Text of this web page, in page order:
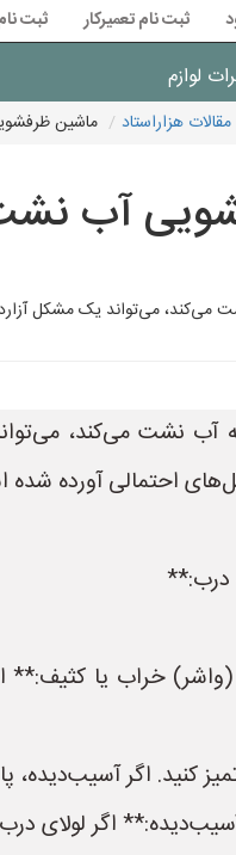
ثبت نام تعمیرکار ثبت
لوازم
مقالات هزاراستاد ماشین
آب
می‌تواند یک مشکل
نشت می‌کند، می‌تواند
احتمالی آورده
خراب یا کثیف:**
کنید. اگر
اگر لولای